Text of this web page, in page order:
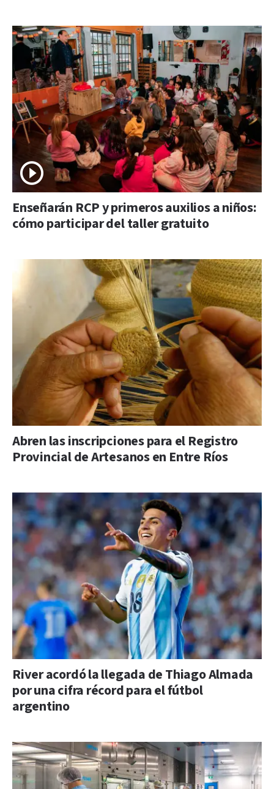
Enseñarán RCP y primeros auxilios a niños:
cómo participar del taller gratuito
Abren las inscripciones para el Registro
Provincial de Artesanos en Entre Ríos
River acordó la llegada de Thiago Almada
por una cifra récord para el fútbol
argentino